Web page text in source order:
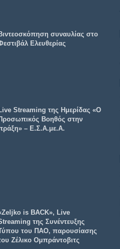
συναυλίας στο
Ελευθερίας
Streaming της Ημερίδας «Ο
Βοηθός στην
– Ε.Σ.Α.με.Α.
is BACK», Live
της Συνέντευξης
του ΠΑΟ, παρουσίασης
Ζέλικο Ομπράντοβιτς